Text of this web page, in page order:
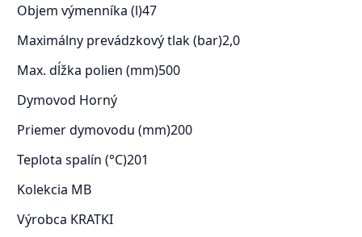
Objem výmenníka (l)47
Maximálny prevádzkový tlak (bar)2,0
Max. dĺžka polien (mm)500
Dymovod Horný
Priemer dymovodu (mm)200
Teplota spalín (°C)201
Kolekcia MB
Výrobca KRATKI